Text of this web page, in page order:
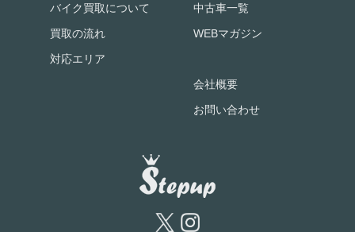
バイク買取について
買取の流れ
対応エリア
中古車一覧
WEBマガジン
会社概要
お問い合わせ